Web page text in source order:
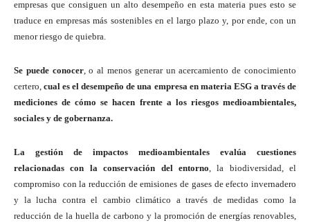
empresas que consiguen un alto desempeño en esta materia pues esto se
traduce en empresas más sostenibles en el largo plazo y, por ende, con un
menor riesgo de quiebra.
Se puede conocer, o al menos generar un acercamiento de conocimiento
certero,cual es el desempeño de una empresa en materia ESG a través de
mediciones de cómo se hacen frente a los riesgos medioambientales,
sociales y de gobernanza.
La gestión de impactos medioambientales evalúa cuestiones
relacionadas con la conservación del entorno , la biodiversidad, el
compromiso con la reducción de emisiones de gases de efecto invernadero
y la lucha contra el cambio climático a través de medidas como la
reducción de la huella de carbono y la promoción de energías renovables,